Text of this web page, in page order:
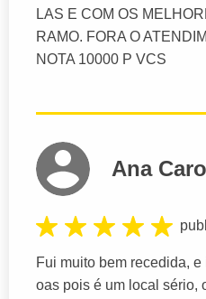
LAS E COM OS
RAMO. FORA O
NOTA 10000 P VCS
Ana
Fui muito bem recedida,
oas pois é um local sério,